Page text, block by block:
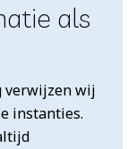
als
verwijzen wij
instanties.